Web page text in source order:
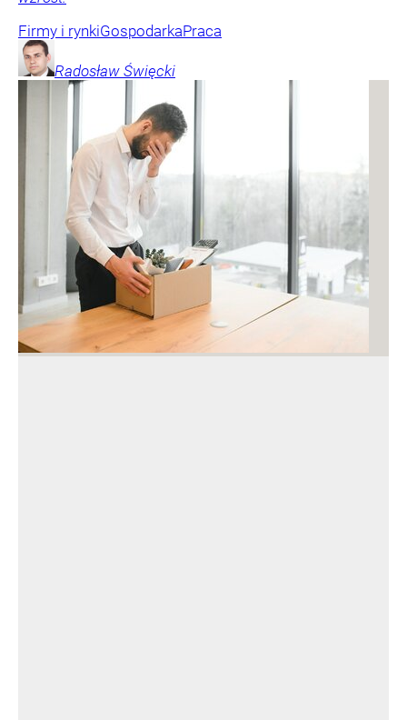
Firmy i rynkiGospodarkaPraca
Radosław Święcki